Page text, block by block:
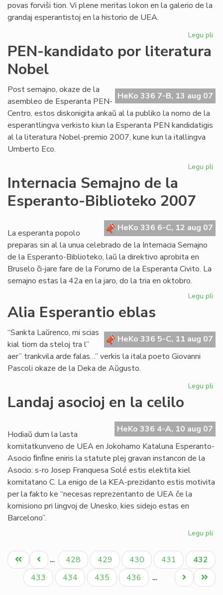
povas forviŝi tion. Vi plene meritas lokon en la galerio de la
grandaj esperantistoj en la historio de UEA.
Legu pli
PEN-kandidato por literatura
Nobel
HeKo 336 7-B, 13 aug 07
Post semajno, okaze de la
asembleo de Esperanta PEN-
Centro, estos diskonigita ankaŭ al la publiko la nomo de la
esperantlingva verkisto kiun la Esperanta PEN kandidatigis
al la literatura Nobel-premio 2007, kune kun la itallingva
Umberto Eco.
Legu pli
Internacia Semajno de la
Esperanto-Biblioteko 2007
HeKo 336 6-C, 12 aug 07
La esperanta popolo
preparas sin al la unua celebrado de la Internacia Semajno
de la Esperanto-Biblioteko, laŭ la direktivo aprobita en
Bruselo ĉi-jare fare de la Forumo de la Esperanta Civito. La
semajno estas la 42a en la jaro, do la tria en oktobro.
Legu pli
Alia Esperantio eblas
HeKo 336 5-C, 11 aug 07
“Sankta Laŭrenco, mi scias
kial tiom da steloj tra l”
aer” trankvila arde falas…” verkis la itala poeto Giovanni
Pascoli okaze de la Deka de Aŭgusto.
Legu pli
Landaj asocioj en la celilo
HeKo 336 4-A, 10 aug 07
Hodiaŭ dum la lasta
komitatkunveno de UEA en Jokohamo Kataluna Esperanto-
Asocio ﬁnﬁne eniris la statute plej gravan instancon de la
Asocio: s-ro Josep Franquesa Solé estis elektita kiel
komitatano C. La enigo de la KEA-prezidanto estis motivita
per la fakto ke “necesas reprezentanto de UEA ĉe la
komisiono pri lingvoj de Unesko, kies sidejo estas en
Barcelono”.
Legu pli
en
la
Pagination
Unua
paĝo
Antaŭa
paĝo
… Paĝo
428 Paĝo
429 Paĝo
430 Paĝo
431
Aktuala
paĝo
432
Paĝo
433 Paĝo
434 Paĝo
435 Paĝo
436 …
Last
page
Next
page